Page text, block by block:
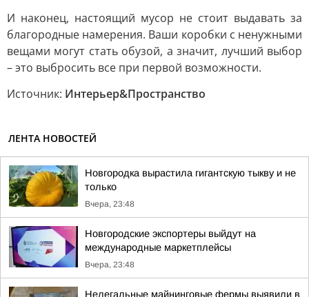
И наконец, настоящий мусор не стоит выдавать за
благородные намерения. Ваши коробки с ненужными
вещами могут стать обузой, а значит, лучший выбор
– это выбросить все при первой возможности.
Источник: Интерьер&Пространство
ЛЕНТА НОВОСТЕЙ
Новгородка вырастила гигантскую тыкву и не
только
Вчера, 23:48
Новгородские экспортеры выйдут на
международные маркетплейсы
Вчера, 23:48
Нелегальные майнинговые фермы выявили в